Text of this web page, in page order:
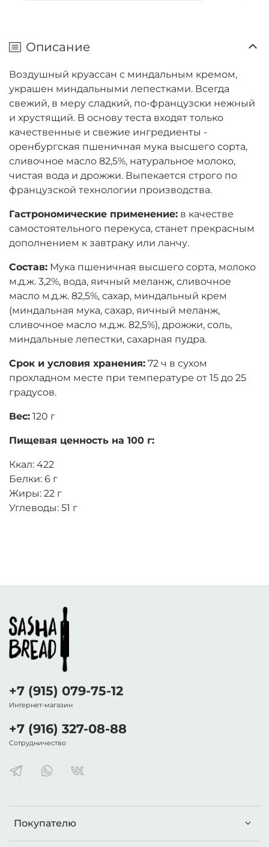
Описание
Воздушный круассан с миндальным кремом,
украшен миндальными лепестками. Всегда
свежий, в меру сладкий, по-французски нежный
и хрустящий. В основу теста входят только
качественные и свежие ингредиенты -
оренбургская пшеничная мука высшего сорта,
сливочное масло 82,5%, натуральное молоко,
чистая вода и дрожжи. Выпекается строго по
французской технологии производства.
Гастрономические применение: в качестве
самостоятельного перекуса, станет прекрасным
дополнением к завтраку или ланчу.
Состав: Мука пшеничная высшего сорта, молоко
м.д.ж. 3,2%, вода, яичный меланж, сливочное
масло м.д.ж. 82,5%, сахар, миндальный крем
(миндальная мука, сахар, яичный меланж,
сливочное масло м.д.ж. 82,5%), дрожжи, соль,
миндальные лепестки, сахарная пудра.
Срок и условия хранения: 72 ч в сухом
прохладном месте при температуре от 15 до 25
градусов.
Вес: 120 г
Пищевая ценность на 100 г:
Ккал: 422
Белки: 6 г
Жиры: 22 г
Углеводы: 51 г
Покупателю
+7 (915) 079-75-12
Интернет-магазин
+7 (916) 327-08-88
Сотрудничество